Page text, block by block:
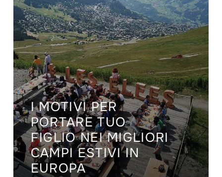
I MOTIVI PER
PORTARE TUO
FIGLIO NEI MIGLIORI
CAMPI ESTIVI IN
EUROPA